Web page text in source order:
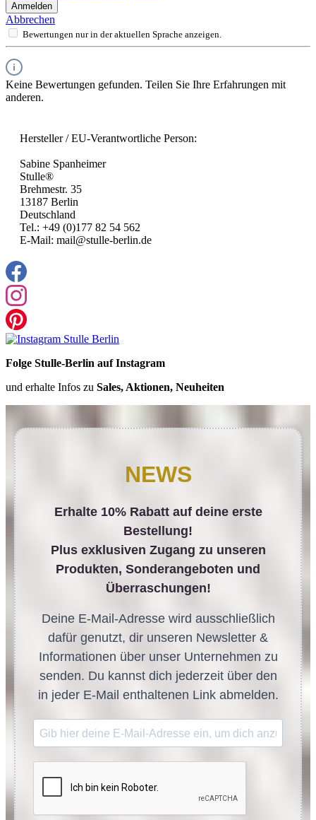
Anmelden
Abbrechen
Bewertungen nur in der aktuellen Sprache anzeigen.
Keine Bewertungen gefunden. Teilen Sie Ihre Erfahrungen mit
anderen.
Hersteller / EU-Verantwortliche Person:
Sabine Spanheimer
Stulle®
Brehmestr. 35
13187 Berlin
Deutschland
Tel.: +49 (0)177 82 54 562
E-Mail: mail@stulle-berlin.de
Folge Stulle-Berlin auf Instagram
und erhalte Infos zu Sales, Aktionen, Neuheiten
NEWS
Erhalte 10% Rabatt auf deine erste
Bestellung!
Plus exklusiven Zugang zu unseren
Produkten, Sonderangeboten und
Überraschungen!
Deine E-Mail-Adresse wird ausschließlich
dafür genutzt, dir unseren Newsletter &
Informationen über unser Unternehmen zu
senden. Du kannst dich jederzeit über den
in jeder E-Mail enthaltenen Link abmelden.